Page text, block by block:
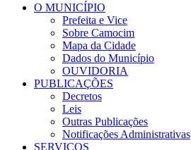
O MUNICÍPIO
Prefeita e Vice
Sobre Camocim
Mapa da Cidade
Dados do Município
OUVIDORIA
PUBLICAÇÕES
Decretos
Leis
Outras Publicações
Notificações Administrativas
SERVIÇOS